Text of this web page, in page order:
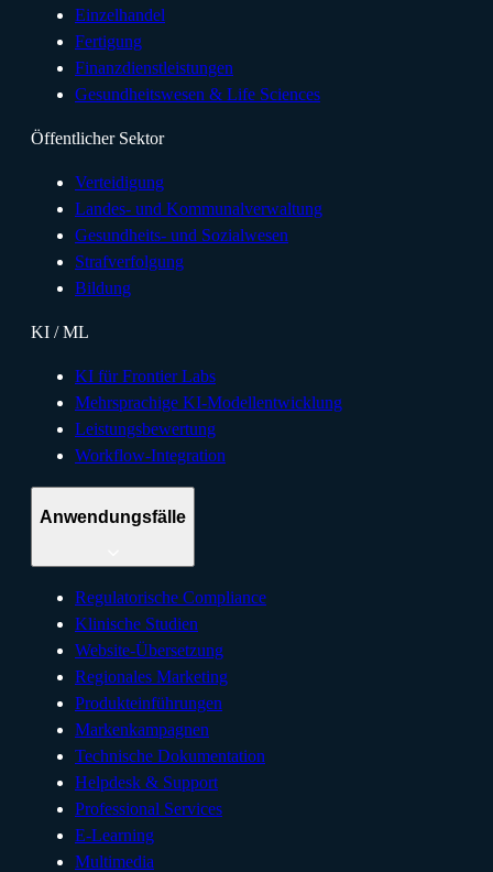
Einzelhandel
Fertigung
Finanzdienstleistungen
Gesundheitswesen & Life Sciences
Öffentlicher Sektor
Verteidigung
Landes- und Kommunalverwaltung
Gesundheits- und Sozialwesen
Strafverfolgung
Bildung
KI / ML
KI für Frontier Labs
Mehrsprachige KI-Modellentwicklung
Leistungsbewertung
Workflow-Integration
Anwendungsfälle
Regulatorische Compliance
Klinische Studien
Website-Übersetzung
Regionales Marketing
Produkteinführungen
Markenkampagnen
Technische Dokumentation
Helpdesk & Support
Professional Services
E-Learning
Multimedia